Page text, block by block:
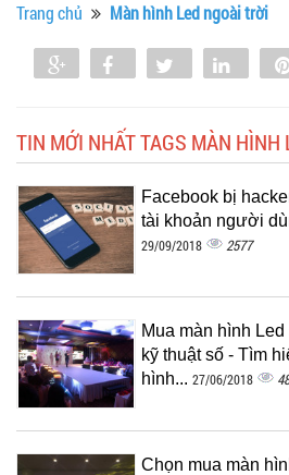
Trang chủ Màn hình Led ngoài trời
Share Share Tweet Share
TIN MỚI NHẤT TAGS MÀN HÌNH
Facebook bị
tài khoản người
29/09/2018 2577
Mua màn hình
kỹ thuật số - Tìm
hình... 27/06/2018
Chọn mua màn